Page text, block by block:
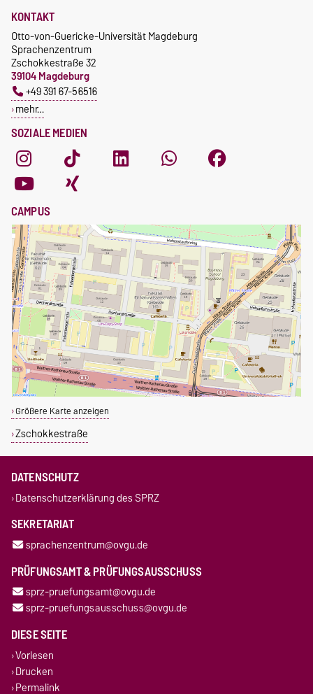
SOZIALE MEDIEN
KONTAKT
Otto-von-Guericke-Universität Magdeburg
Sprachenzentrum
Zschokkestraße 32
39104 Magdeburg
+49 391 67-56516
mehr…
CAMPUS
Größere Karte anzeigen
Zschokkestraße
DATENSCHUTZ
Datenschutzerklärung des SPRZ
SEKRETARIAT
sprachenzentrum@ovgu.de
PRÜFUNGSAMT & PRÜFUNGSAUSSCHUSS
sprz-pruefungsamt@ovgu.de
sprz-pruefungsausschuss@ovgu.de
DIESE SEITE
Vorlesen
Drucken
Permalink